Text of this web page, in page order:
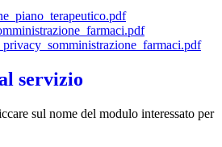
servizio
sul nome del modulo interessato per